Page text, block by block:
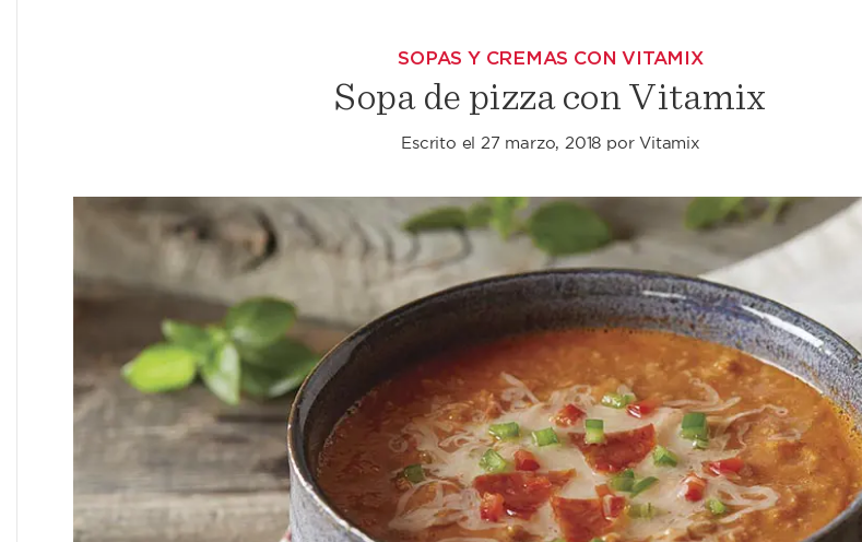
SOPAS Y CREMAS CON VITAMIX
Sopa de pizza con Vitamix
Escrito el 27 marzo, 2018 por Vitamix